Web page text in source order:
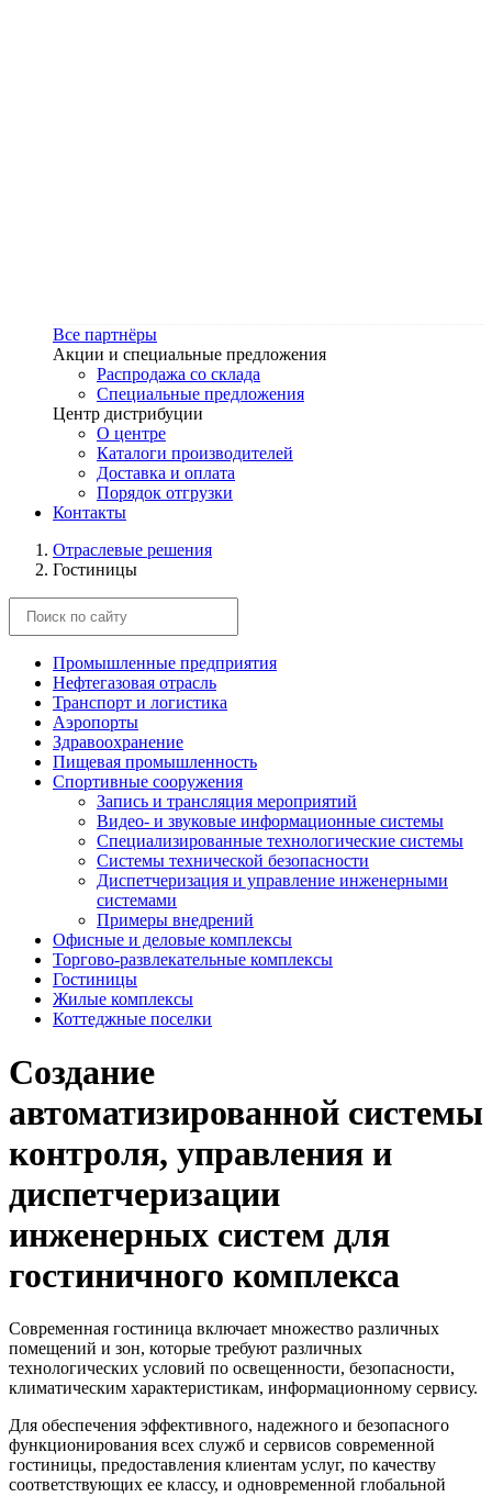
Все партнёры
Акции и специальные предложения
Распродажа со склада
Специальные предложения
Центр дистрибуции
О центре
Каталоги производителей
Доставка и оплата
Порядок отгрузки
Контакты
Отраслевые решения
Гостиницы
Промышленные предприятия
Нефтегазовая отрасль
Транспорт и логистика
Аэропорты
Здравоохранение
Пищевая промышленность
Спортивные сооружения
Запись и трансляция мероприятий
Видео- и звуковые информационные системы
Специализированные технологические системы
Системы технической безопасности
Диспетчеризация и управление инженерными
системами
Примеры внедрений
Офисные и деловые комплексы
Торгово-развлекательные комплексы
Гостиницы
Жилые комплексы
Коттеджные поселки
Создание
автоматизированной системы
контроля, управления и
диспетчеризации
инженерных систем для
гостиничного комплекса
Современная гостиница включает множество различных
помещений и зон, которые требуют различных
технологических условий по освещенности, безопасности,
климатическим характеристикам, информационному сервису.
Для обеспечения эффективного, надежного и безопасного
функционирования всех служб и сервисов современной
гостиницы, предоставления клиентам услуг, по качеству
соответствующих ее классу, и одновременной глобальной